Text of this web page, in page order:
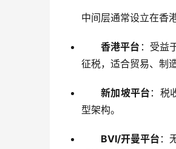
中间层通常设立在香
香港平台 ：受益
征税，适合贸易、制
新加坡平台 ：税
型架构。
BVI/开曼平台 ：